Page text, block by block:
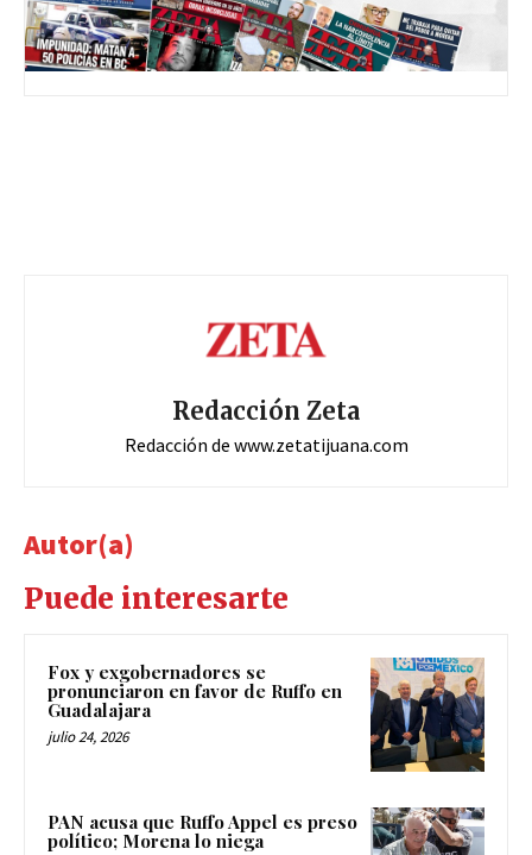
Redacción Zeta
Redacción de www.zetatijuana.com
Autor(a)
Puede interesarte
Fox y exgobernadores se
pronunciaron en favor de Ruffo en
Guadalajara
julio 24, 2026
PAN acusa que Ruffo Appel es preso
político; Morena lo niega